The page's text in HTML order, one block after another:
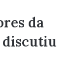
da
discutiu